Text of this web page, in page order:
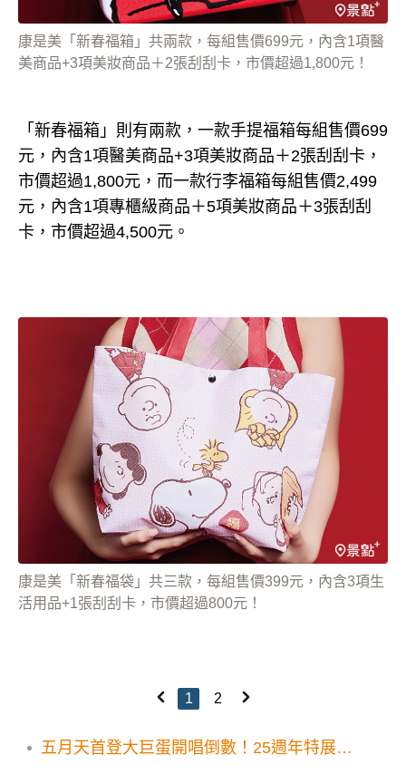
康是美「新春福箱」共兩款，每組售價699元，內含1項醫
美商品+3項美妝商品＋2張刮刮卡，市價超過1,800元！
「新春福箱」則有兩款，一款手提福箱每組售價699
元，內含1項醫美商品+3項美妝商品＋2張刮刮卡，
市價超過1,800元，而一款行李福箱每組售價2,499
元，內含1項專櫃級商品＋5項美妝商品＋3張刮刮
卡，市價超過4,500元。
康是美「新春福袋」共三款，每組售價399元，內含3項生
活用品+1張刮刮卡，市價超過800元！
1 2
五月天首登大巨蛋開唱倒數！25週年特展6